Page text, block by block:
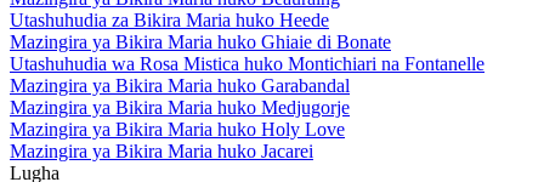
Utashuhudia za Bikira Maria huko Heede
Mazingira ya Bikira Maria huko Ghiaie di Bonate
Utashuhudia wa Rosa Mistica huko Montichiari na Fontanelle
Mazingira ya Bikira Maria huko Garabandal
Mazingira ya Bikira Maria huko Medjugorje
Mazingira ya Bikira Maria huko Holy Love
Mazingira ya Bikira Maria huko Jacarei
Lugha